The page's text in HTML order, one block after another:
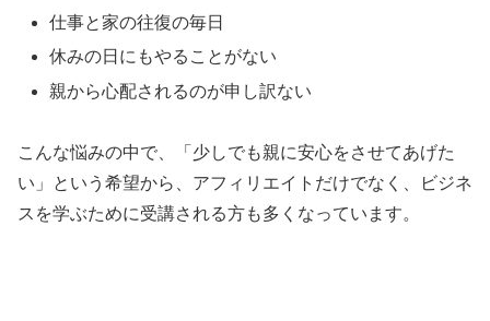
仕事と家の往復の毎日
休みの日にもやることがない
親から心配されるのが申し訳ない
こんな悩みの中で、「少しでも親に安心をさせてあげた
い」という希望から、アフィリエイトだけでなく、ビジネ
スを学ぶために受講される方も多くなっています。